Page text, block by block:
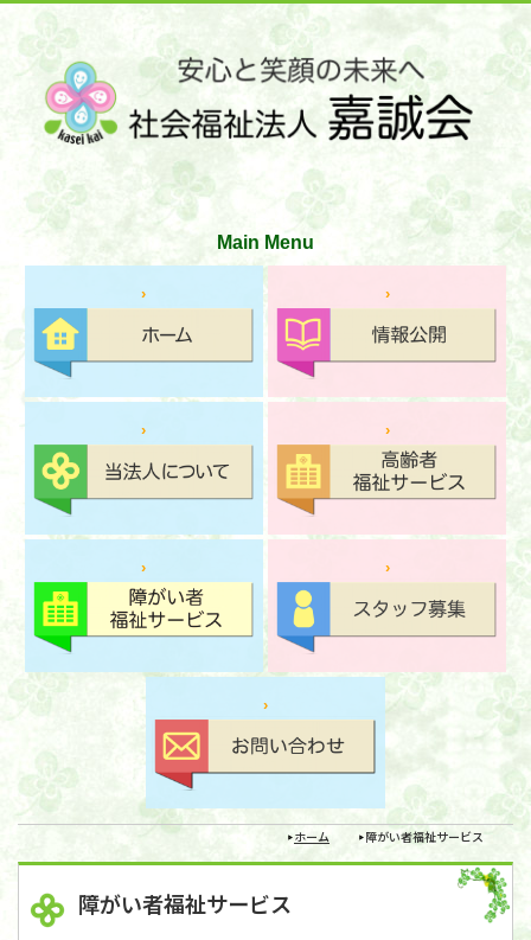
お問い合わせ
サイトマップ
ホーム 障がい者福祉サービス
障がい者福祉サービス